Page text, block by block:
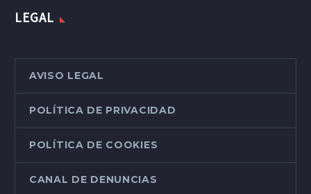
LEGAL
AVISO LEGAL
POLÍTICA DE PRIVACIDAD
POLÍTICA DE COOKIES
CANAL DE DENUNCIAS